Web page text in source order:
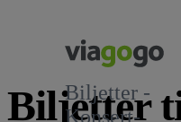
Biljetter -
Konsert-,
Biljetter